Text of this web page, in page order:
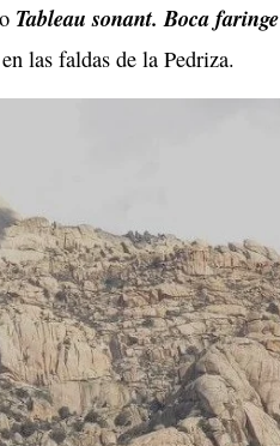
Tableau sonant. Boca faringe
las faldas de la Pedriza.